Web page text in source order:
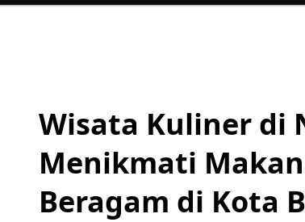
Wisata Kuliner di
Menikmati
Beragam di Kota